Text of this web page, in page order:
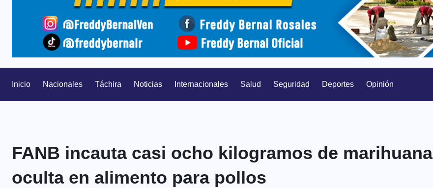
Inicio Nacionales Táchira Noticias Internacionales Salud Seguridad Deportes Opinión
FANB incauta casi ocho kilogramos de marihuana
oculta en alimento para pollos